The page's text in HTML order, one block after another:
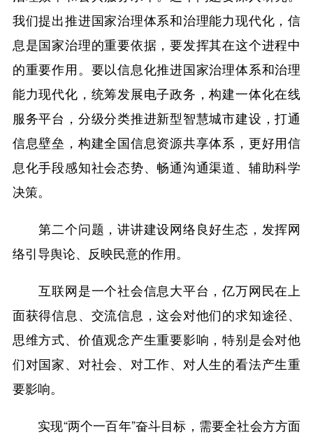
我们提出推进国家治理体系和治理能力现代化，信
息是国家治理的重要依据，要发挥其在这个进程中
的重要作用。要以信息化推进国家治理体系和治理
能力现代化，统筹发展电子政务，构建一体化在线
服务平台，分级分类推进新型智慧城市建设，打通
信息壁垒，构建全国信息资源共享体系，更好用信
息化手段感知社会态势、畅通沟通渠道、辅助科学
决策。
第二个问题，讲讲建设网络良好生态，发挥网
络引导舆论、反映民意的作用。
互联网是一个社会信息大平台，亿万网民在上
面获得信息、交流信息，这会对他们的求知途径、
思维方式、价值观念产生重要影响，特别是会对他
们对国家、对社会、对工作、对人生的看法产生重
要影响。
实现“两个一百年”奋斗目标，需要全社会方方面